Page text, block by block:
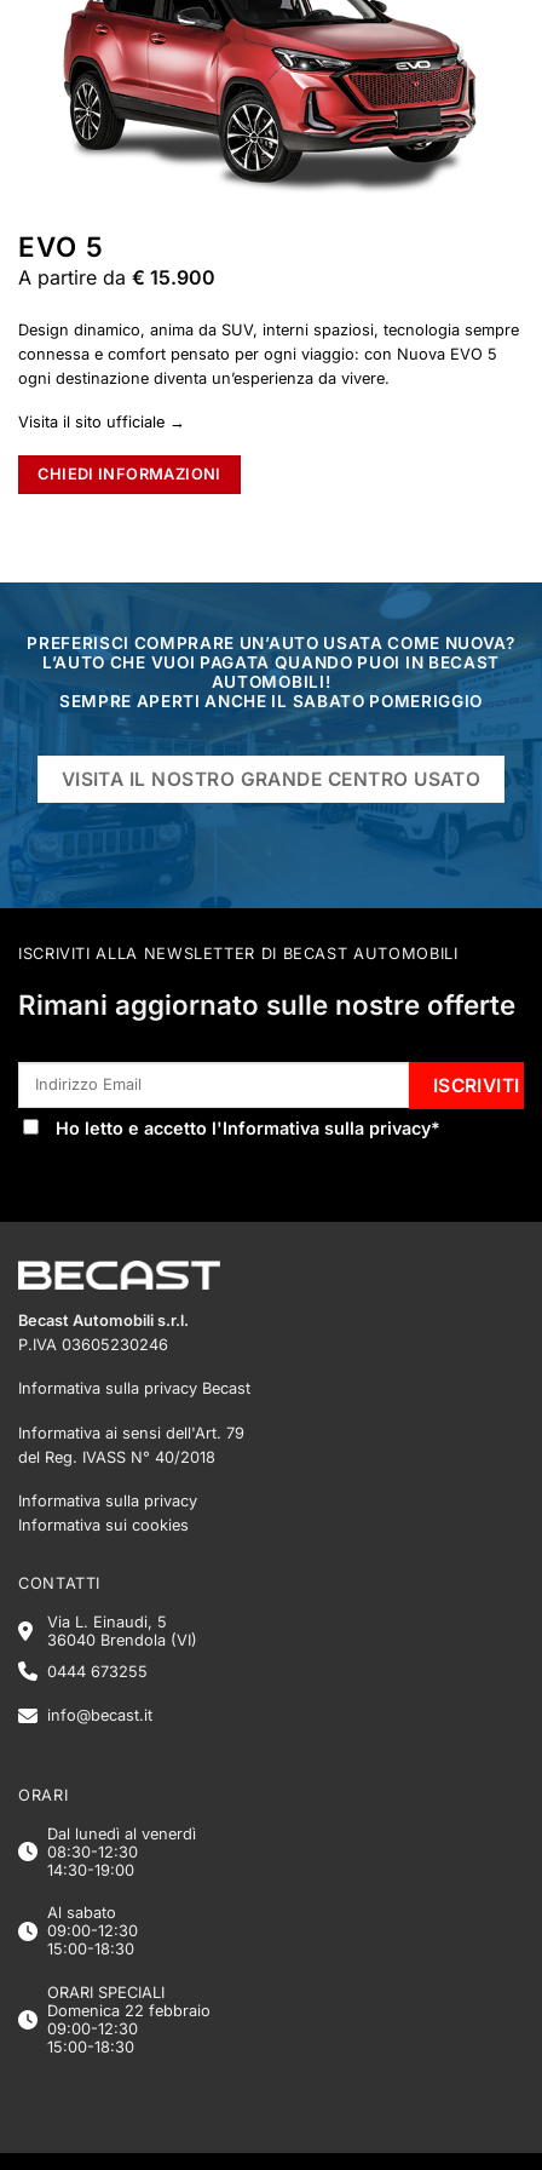
EVO 5
A partire da € 15.900
Design dinamico, anima da SUV, interni spaziosi, tecnologia sempre
connessa e comfort pensato per ogni viaggio: con Nuova EVO 5
ogni destinazione diventa un’esperienza da vivere.
Visita il sito ufficiale →
CHIEDI INFORMAZIONI
PREFERISCI COMPRARE UN’AUTO USATA COME NUOVA?
L’AUTO CHE VUOI PAGATA QUANDO PUOI IN BECAST
AUTOMOBILI!
SEMPRE APERTI ANCHE IL SABATO POMERIGGIO
VISITA IL NOSTRO GRANDE CENTRO USATO
ISCRIVITI ALLA NEWSLETTER DI BECAST AUTOMOBILI
Rimani aggiornato sulle nostre offerte
Ho letto e accetto l'Informativa sulla privacy*
Becast Automobili s.r.l.
P.IVA 03605230246
Informativa sulla privacy Becast
Informativa ai sensi dell'Art. 79
del Reg. IVASS N° 40/2018
Informativa sulla privacy
Informativa sui cookies
CONTATTI
Via L. Einaudi, 5
36040 Brendola (VI)
0444 673255
info@becast.it
ORARI
Dal lunedì al venerdì
08:30-12:30
14:30-19:00
Al sabato
09:00-12:30
15:00-18:30
ORARI SPECIALI
Domenica 22 febbraio
09:00-12:30
15:00-18:30